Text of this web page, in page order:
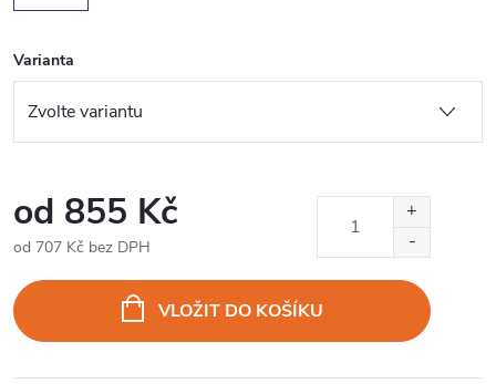
Varianta
od 855 Kč
od 707 Kč bez DPH
cena:
VLOŽIT DO KOŠÍKU